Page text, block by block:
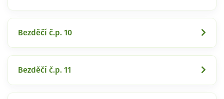
Bezděčí č.p. 10
Bezděčí č.p. 11